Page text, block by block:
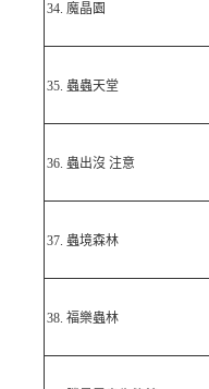
34. 魔晶園
35. 蟲蟲天堂
36. 蟲出沒 注意
37. 蟲境森林
38. 福樂蟲林